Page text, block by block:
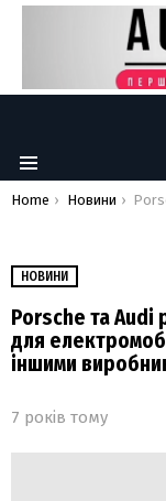
Menu
You are here:
Home Новини Porsche та Audi
НОВИНИ
Porsche та
для
іншими
7 років тому